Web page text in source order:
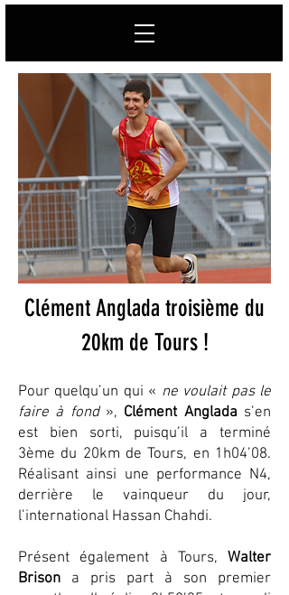
Clément Anglada troisième du
20km de Tours !
Pour quelqu’un qui « ne voulait pas le
faire à fond», Clément Anglada s’en
est bien sorti, puisqu’il a terminé
3ème du 20km de Tours, en 1h04’08.
Réalisant ainsi une performance N4,
derrière le vainqueur du jour,
l’international Hassan Chahdi.
Présent également à Tours, Walter
Brison a pris part à son premier